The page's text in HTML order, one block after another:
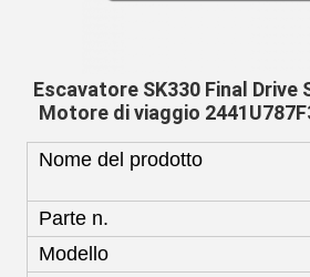
Escavatore SK330 Final Drive
Motore di viaggio
Nome del prodotto
Parte n.
Modello